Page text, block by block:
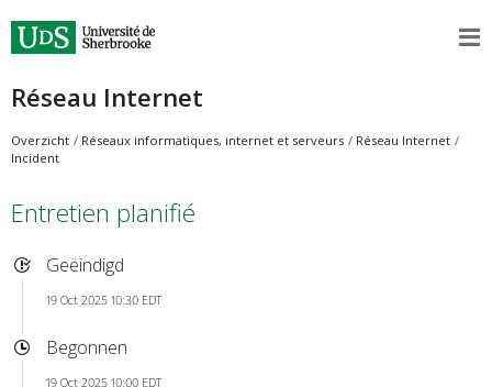
Réseau Internet
Overzicht Réseaux informatiques, internet et serveurs
Réseau Internet
Incident
Entretien planifié
Geëindigd
19 Oct 2025 10:30 EDT
Begonnen
19 Oct 2025 10:00 EDT